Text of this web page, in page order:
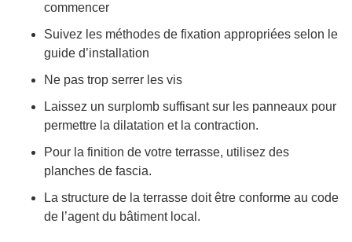
commencer
Suivez les méthodes de fixation appropriées selon le
guide d’installation
Ne pas trop serrer les vis
Laissez un surplomb suffisant sur les panneaux pour
permettre la dilatation et la contraction.
Pour la finition de votre terrasse, utilisez des
planches de fascia.
La structure de la terrasse doit être conforme au code
de l’agent du bâtiment local.